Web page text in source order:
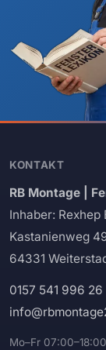
KONTAKT
RB Montage |
Inhaber: Rexhep
Kastanienweg
64331
0157 541 996 26
Mo–Fr